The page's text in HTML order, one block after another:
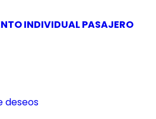
INDIVIDUAL PASAJERO
deseos